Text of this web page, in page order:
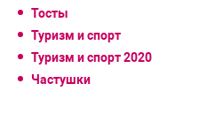
Тосты
Туризм и спорт
Туризм и спорт 2020
Частушки